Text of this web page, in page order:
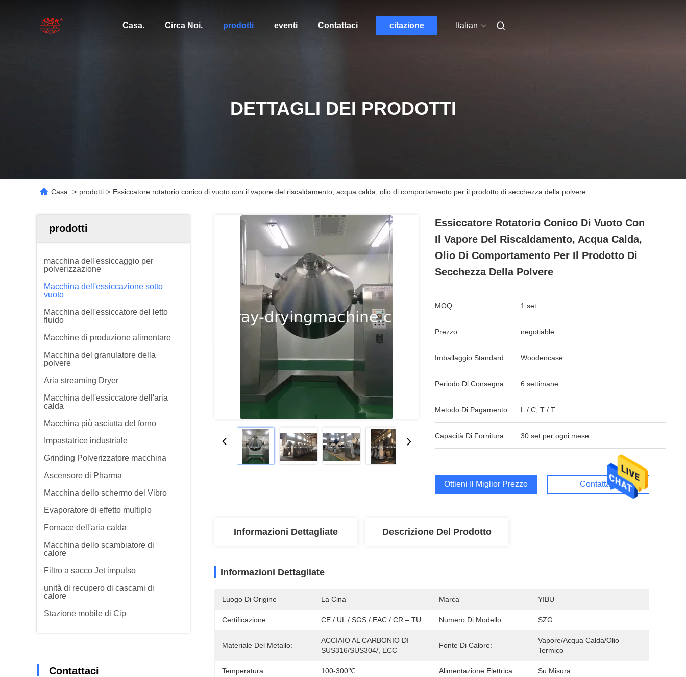
Casa. Circa Noi. prodotti eventi Contattaci citazione Italian
DETTAGLI DEI PRODOTTI
Casa. > prodotti > Essiccatore rotatorio conico di vuoto con il vapore del riscaldamento, acqua calda, olio di comportamento per il prodotto di secchezza della polvere
prodotti
macchina dell'essiccaggio per
polverizzazione
Macchina dell'essiccazione sotto
vuoto
Macchina dell'essiccatore del letto
fluido
Macchine di produzione alimentare
Macchina del granulatore della
polvere
Aria streaming Dryer
Macchina dell'essiccatore dell'aria
calda
Macchina più asciutta del forno
Impastatrice industriale
Grinding Polverizzatore macchina
Ascensore di Pharma
Macchina dello schermo del Vibro
Evaporatore di effetto multiplo
Fornace dell'aria calda
Macchina dello scambiatore di
calore
Filtro a sacco Jet impulso
unità di recupero di cascami di
calore
Stazione mobile di Cip
Contattaci
Essiccatore Rotatorio Conico Di Vuoto Con
Il Vapore Del Riscaldamento, Acqua Calda,
Olio Di Comportamento Per Il Prodotto Di
Secchezza Della Polvere
MOQ: 1 set
Prezzo: negotiable
Imballaggio Standard: Woodencase
Periodo Di Consegna: 6 settimane
Metodo Di Pagamento: L / C, T / T
Capacità Di Fornitura: 30 set per ogni mese
Ottieni Il Miglior Prezzo Contattaci
Informazioni Dettagliate Descrizione Del Prodotto
Informazioni Dettagliate
Luogo Di Origine La Cina Marca YIBU
Certificazione CE / UL / SGS / EAC / CR – TU Numero Di Modello SZG
Materiale Del Metallo:
ACCIAIO AL CARBONIO DI
SUS316/SUS304/, ECC
Fonte Di Calore:
Vapore/acqua Calda/olio
Termico
Temperatura: 100-300℃ Alimentazione Elettrica: Su Misura